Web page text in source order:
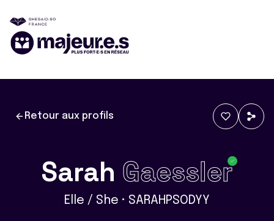
Retour aux profils
Sarah Gaessler
Elle / She • SARAHPSODYY